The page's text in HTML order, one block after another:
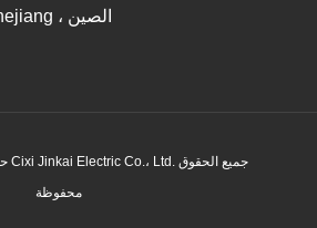
Cixi ، مقاطعة Zhejiang ، الصين